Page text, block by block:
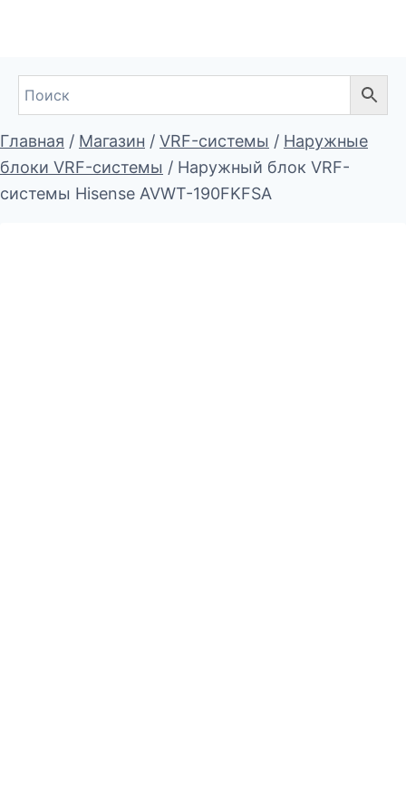
Главная / Магазин / VRF-системы / Наружные
блоки VRF-системы / Наружный блок VRF-
системы Hisense AVWT-190FKFSA